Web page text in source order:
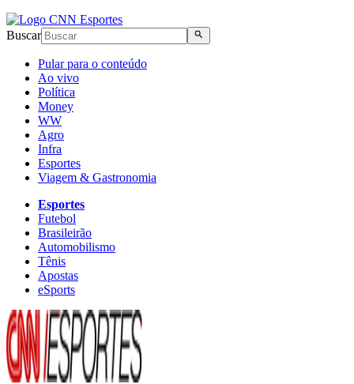
Buscar
Pular para o conteúdo
Ao vivo
Política
Money
WW
Agro
Infra
Esportes
Viagem & Gastronomia
Esportes
Futebol
Brasileirão
Automobilismo
Tênis
Apostas
eSports